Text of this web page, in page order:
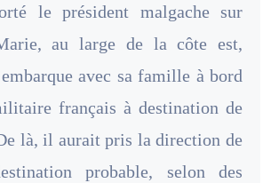
le président malgache sur
au large de la côte est,
avec sa famille à bord
français à destination de
là, il aurait pris la direction de
probable, selon des